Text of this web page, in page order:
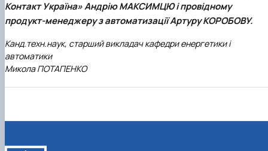
Контакт Україна» Андрію МАКСИМЦЮ і провідному
продукт-менеджеру з автоматизації Артуру КОРОБОВУ.
Канд.техн.наук, старший викладач кафедри енергетики і
автоматики
Микола ПОТАПЕНКО